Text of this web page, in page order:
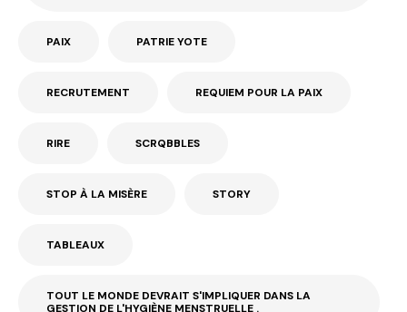
PAIX PATRIE YOTE
RECRUTEMENT REQUIEM POUR LA PAIX
RIRE SCRQBBLES
STOP À LA MISÈRE STORY
TABLEAUX
TOUT LE MONDE DEVRAIT S'IMPLIQUER DANS LA
GESTION DE L'HYGIÈNE MENSTRUELLE .